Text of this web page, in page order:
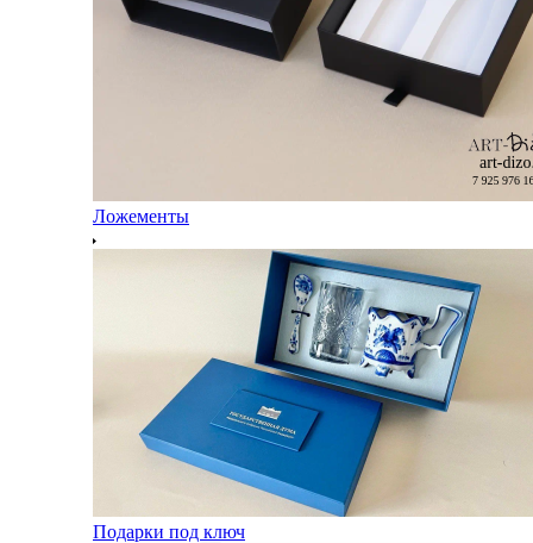
Ложементы
Подарки под ключ